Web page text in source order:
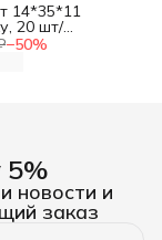
−50%
14*35*11
20 шт/
5%
новости и
заказ